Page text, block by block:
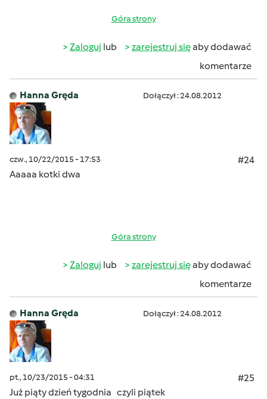
Góra strony
Zaloguj lub zarejestruj sięaby dodawać
komentarze
Hanna Gręda Dołączył : 24.08.2012
czw., 10/22/2015 - 17:53
#24
Aaaaa kotki dwa
Góra strony
Zaloguj lub zarejestruj sięaby dodawać
komentarze
Hanna Gręda Dołączył : 24.08.2012
pt., 10/23/2015 - 04:31
#25
Już piąty dzień tygodnia czyli piątek